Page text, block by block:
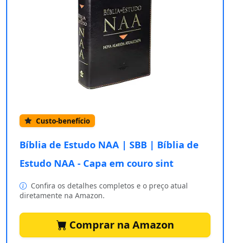
Custo-benefício
Bíblia de Estudo NAA | SBB | Bíblia de
Estudo NAA - Capa em couro sint
Confira os detalhes completos e o preço atual
diretamente na Amazon.
Comprar na Amazon